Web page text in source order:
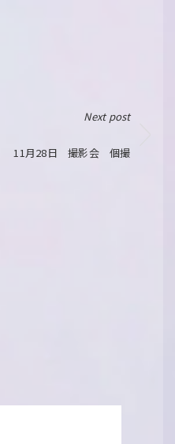
Next post
11月28日 撮影会 個撮